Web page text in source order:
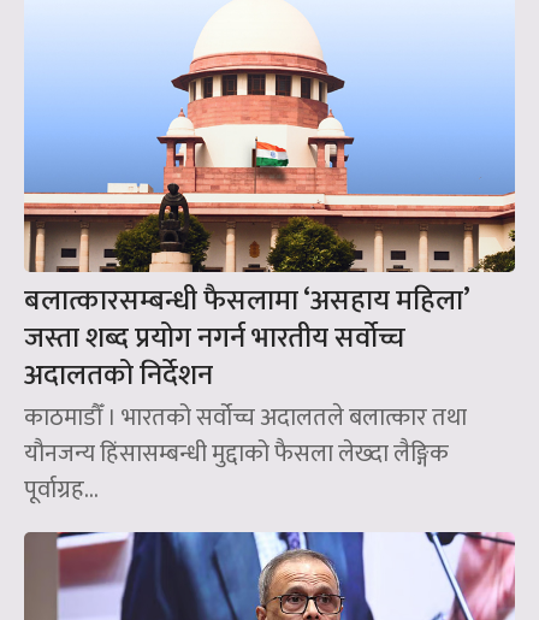
बलात्कारसम्बन्धी फैसलामा ‘असहाय महिला’
जस्ता शब्द प्रयोग नगर्न भारतीय सर्वोच्च
अदालतको निर्देशन
काठमाडौँ । भारतको सर्वोच्च अदालतले बलात्कार तथा
यौनजन्य हिंसासम्बन्धी मुद्दाको फैसला लेख्दा लैङ्गिक
पूर्वाग्रह...